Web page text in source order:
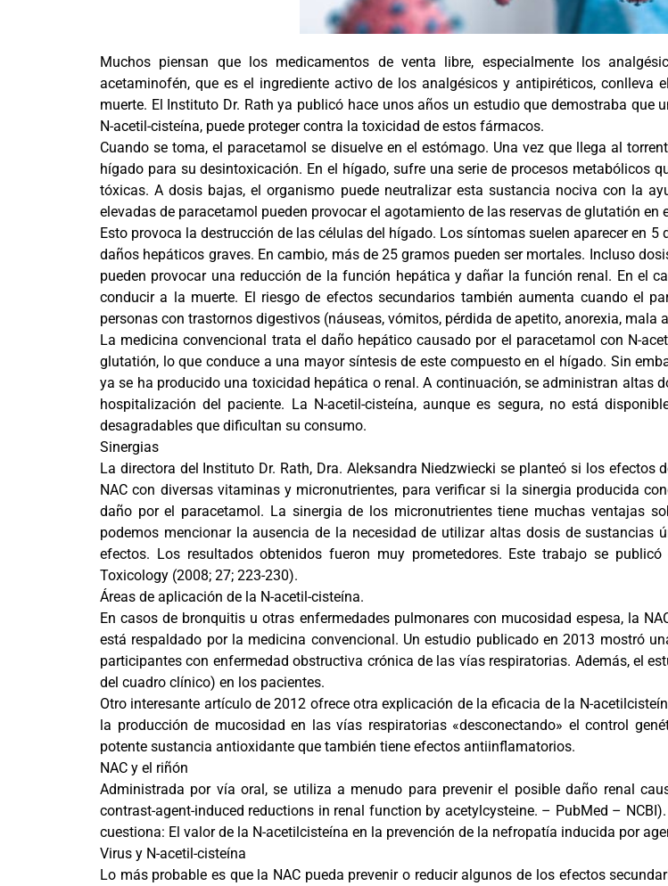
Muchos piensan que los medicamentos de venta libre, especialmente los
acetaminofén, que es el ingrediente activo de los analgésicos y antipiréticos, conlleva
muerte. El Instituto Dr. Rath ya publicó hace unos años un estudio que demostraba
N-acetil-cisteína, puede proteger contra la toxicidad de estos fármacos.
Cuando se toma, el paracetamol se disuelve en el estómago. Una vez que llega al
hígado para su desintoxicación. En el hígado, sufre una serie de procesos metabólicos
tóxicas. A dosis bajas, el organismo puede neutralizar esta sustancia nociva con la
elevadas de paracetamol pueden provocar el agotamiento de las reservas de glutatión en
Esto provoca la destrucción de las células del hígado. Los síntomas suelen aparecer en
daños hepáticos graves. En cambio, más de 25 gramos pueden ser mortales. Incluso
pueden provocar una reducción de la función hepática y dañar la función renal. En el
conducir a la muerte. El riesgo de efectos secundarios también aumenta cuando el
personas con trastornos digestivos (náuseas, vómitos, pérdida de apetito, anorexia, mala
La medicina convencional trata el daño hepático causado por el paracetamol con N-
glutatión, lo que conduce a una mayor síntesis de este compuesto en el hígado. Sin
ya se ha producido una toxicidad hepática o renal. A continuación, se administran altas
hospitalización del paciente. La N-acetil-cisteína, aunque es segura, no está
desagradables que dificultan su consumo.
Sinergias
La directora del Instituto Dr. Rath, Dra. Aleksandra Niedzwiecki se planteó si los
NAC con diversas vitaminas y micronutrientes, para verificar si la sinergia producida
daño por el paracetamol. La sinergia de los micronutrientes tiene muchas ventajas
podemos mencionar la ausencia de la necesidad de utilizar altas dosis de sustancias
efectos. Los resultados obtenidos fueron muy prometedores. Este trabajo se
Toxicology (2008; 27; 223-230).
Áreas de aplicación de la N-acetil-cisteína.
En casos de bronquitis u otras enfermedades pulmonares con mucosidad espesa, la
está respaldado por la medicina convencional. Un estudio publicado en 2013 mostró
participantes con enfermedad obstructiva crónica de las vías respiratorias. Además, el
del cuadro clínico) en los pacientes.
Otro interesante artículo de 2012 ofrece otra explicación de la eficacia de la N-
la producción de mucosidad en las vías respiratorias «desconectando» el control
potente sustancia antioxidante que también tiene efectos antiinflamatorios.
NAC y el riñón
Administrada por vía oral, se utiliza a menudo para prevenir el posible daño renal
contrast-agent-induced reductions in renal function by acetylcysteine. – PubMed –
cuestiona: El valor de la N-acetilcisteína en la prevención de la nefropatía inducida por
Virus y N-acetil-cisteína
Lo más probable es que la NAC pueda prevenir o reducir algunos de los efectos